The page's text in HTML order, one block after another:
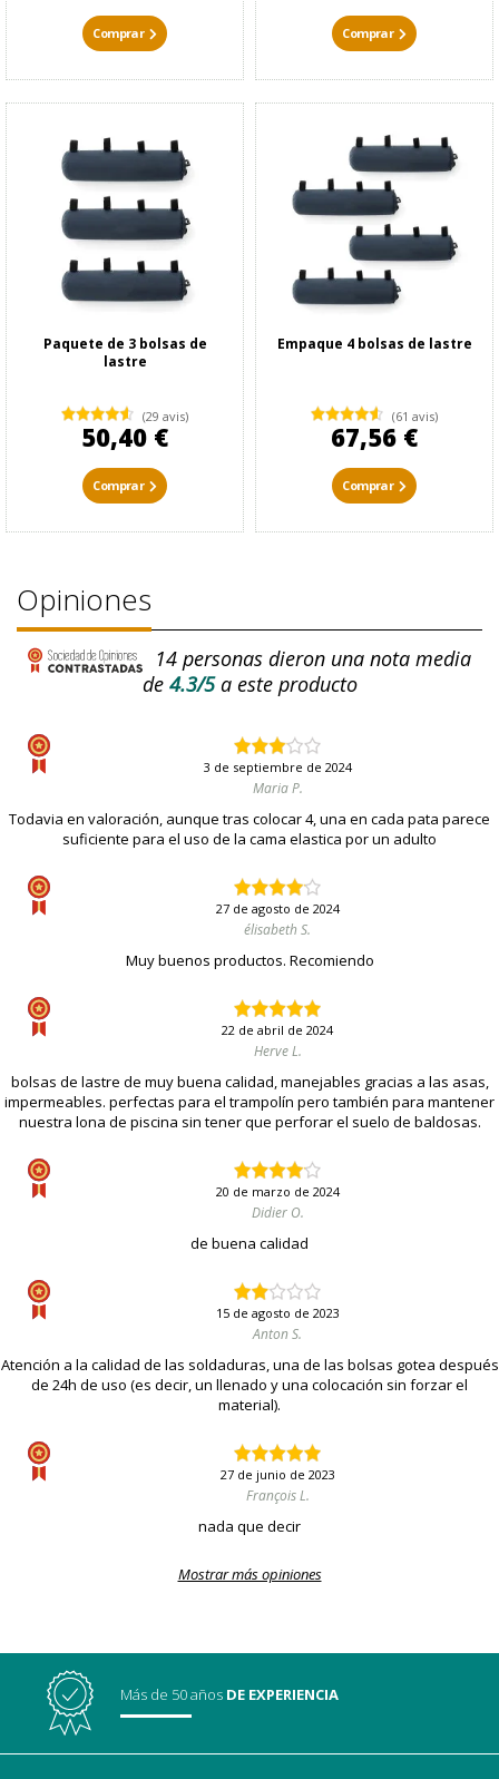
Comprar Comprar
Paquete de 3 bolsas de
lastre
(29 avis)
50,40 €
Comprar
Empaque 4 bolsas de lastre
(61 avis)
67,56 €
Comprar
Opiniones
14 personas dieron una nota media
de4.3/5a este producto
3 de septiembre de 2024
Maria P.
Todavia en valoración, aunque tras colocar 4, una en cada pata parece
suficiente para el uso de la cama elastica por un adulto
27 de agosto de 2024
élisabeth S.
Muy buenos productos. Recomiendo
22 de abril de 2024
Herve L.
bolsas de lastre de muy buena calidad, manejables gracias a las asas,
impermeables. perfectas para el trampolín pero también para mantener
nuestra lona de piscina sin tener que perforar el suelo de baldosas.
20 de marzo de 2024
Didier O.
de buena calidad
15 de agosto de 2023
Anton S.
Atención a la calidad de las soldaduras, una de las bolsas gotea después
de 24h de uso (es decir, un llenado y una colocación sin forzar el
material).
27 de junio de 2023
François L.
nada que decir
Mostrar más opiniones
Más de 50 años DE EXPERIENCIA